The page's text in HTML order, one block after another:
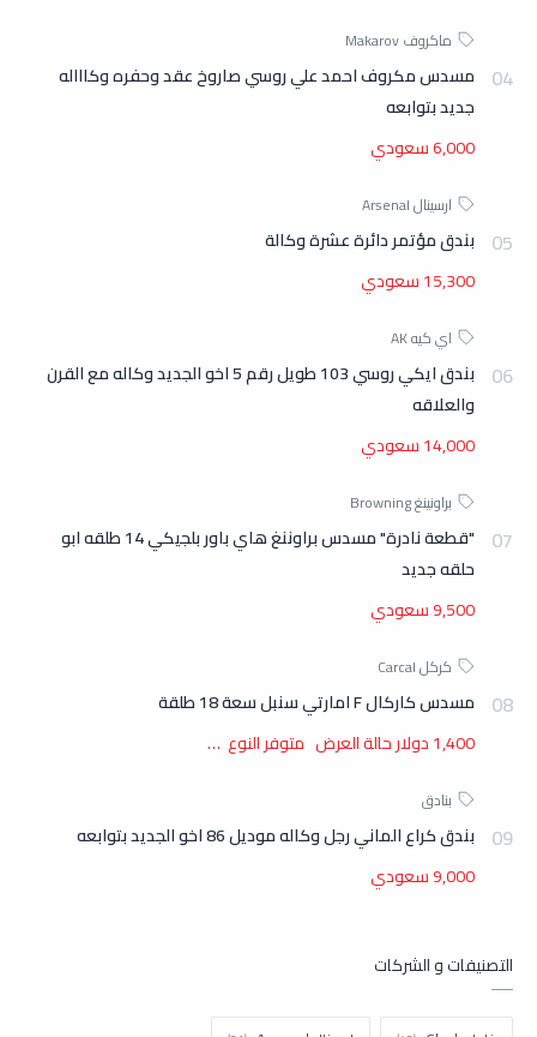
مسدس مكروف احمد علي روسي صاروخ عقد وحفره وكاااله
جديد بتوابعه
6,000 سعودي
بندق مؤتمر دائرة عشرة وكالة
15,300 سعودي
بندق ايكي روسي 103 طويل رقم 5 اخو الجديد وكاله مع القرن
والعلاقه
14,000 سعودي
"قطعة نادرة" مسدس براوننغ هاي باور بلجيكي 14 طلقه ابو
حلقه جديد
9,500 سعودي
مسدس كاركال F امارتي سنبل سعة 18 طلقة
1,400 دولار حالة العرض متوفر النوع …
بندق كراع الماني رجل وكاله موديل 86 اخو الجديد بتوابعه
9,000 سعودي
التصنيفات و الشركات